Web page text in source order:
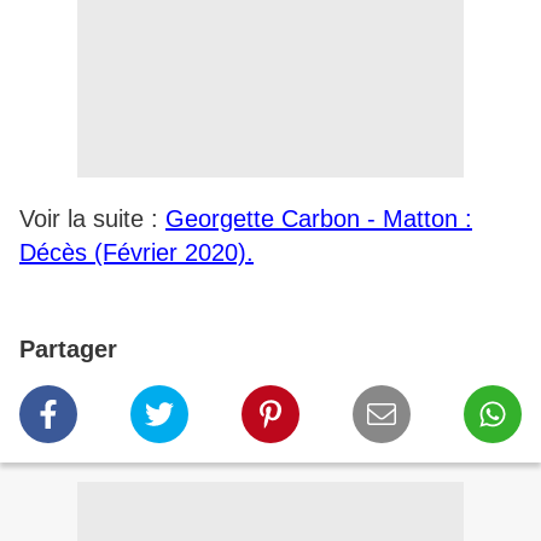
Voir la suite : Georgette Carbon - Matton :
Décès (Février 2020).
Partager